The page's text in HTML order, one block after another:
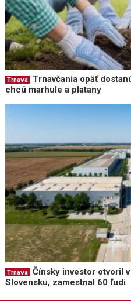
Trnava
Trnavčania opäť
chcú marhule a platany
Trnava
Čínsky investor otvoril
Slovensku, zamestnal 60 ľudí